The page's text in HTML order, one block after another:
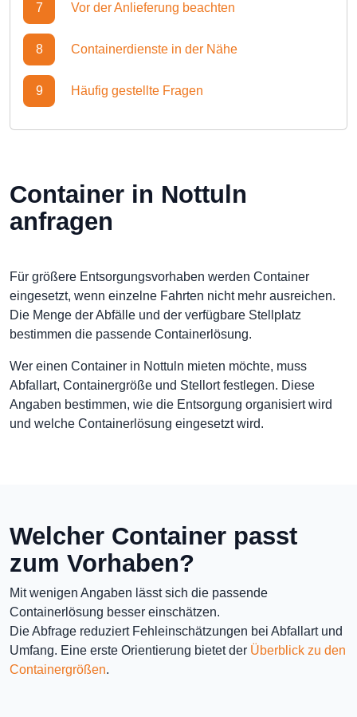
7 Vor der Anlieferung beachten
8 Containerdienste in der Nähe
9 Häufig gestellte Fragen
Container in Nottuln
anfragen
Für größere Entsorgungsvorhaben werden Container
eingesetzt, wenn einzelne Fahrten nicht mehr ausreichen.
Die Menge der Abfälle und der verfügbare Stellplatz
bestimmen die passende Containerlösung.
Wer einen Container in Nottuln mieten möchte, muss
Abfallart, Containergröße und Stellort festlegen. Diese
Angaben bestimmen, wie die Entsorgung organisiert wird
und welche Containerlösung eingesetzt wird.
Welcher Container passt
zum Vorhaben?
Mit wenigen Angaben lässt sich die passende
Containerlösung besser einschätzen.
Die Abfrage reduziert Fehleinschätzungen bei Abfallart und
Umfang. Eine erste Orientierung bietet der Überblick zu den
Containergrößen.